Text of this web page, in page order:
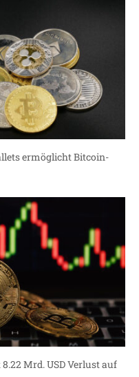
ermöglicht Bitcoin-
Mrd. USD Verlust auf